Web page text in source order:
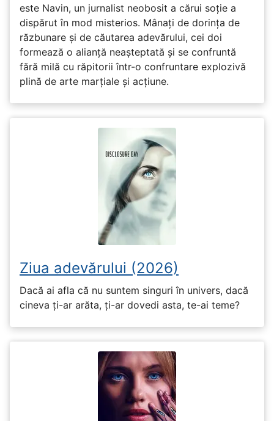
este Navin, un jurnalist neobosit a cărui soție a
dispărut în mod misterios. Mânați de dorința de
răzbunare și de căutarea adevărului, cei doi
formează o alianță neașteptată și se confruntă
fără milă cu răpitorii într-o confruntare explozivă
plină de arte marțiale și acțiune.
Ziua adevărului (2026)
Dacă ai afla că nu suntem singuri în univers, dacă
cineva ți-ar arăta, ți-ar dovedi asta, te-ai teme?